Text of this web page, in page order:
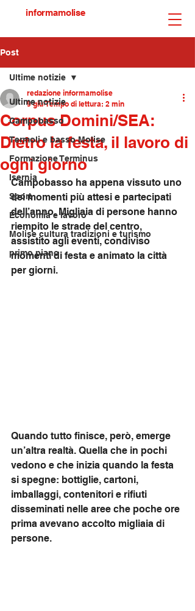
informamolise
Post
Ultime notizie
Campobasso
Termoli e basso Molise
Formazione Terminus
Isernia
Sport
Economia e lavoro
Molise cultura tradizioni e turismo
primo piano
Ultime notizie
Corpus Domini/SEA:
Dietro la festa, il lavoro di
ogni giorno
redazione informamolise
9 giu Tempo di lettura: 2 min
Campobasso ha appena vissuto uno
dei momenti più attesi e partecipati
dell’anno. Migliaia di persone hanno
riempito le strade del centro,
assistito agli eventi, condiviso
momenti di festa e animato la città
per giorni.
Quando tutto finisce, però, emerge
un’altra realtà. Quella che in pochi
vedono e che inizia quando la festa
si spegne: bottiglie, cartoni,
imballaggi, contenitori e rifiuti
disseminati nelle aree che poche ore
prima avevano accolto migliaia di
persone.